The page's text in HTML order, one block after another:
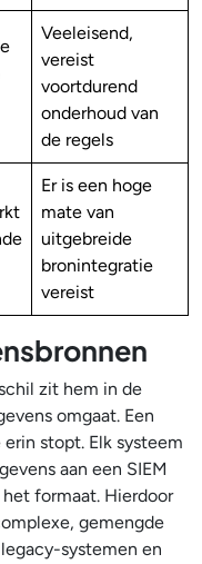
Veeleisend,
vereist
voortdurend
onderhoud van
de regels
Er is een hoge
mate van
uitgebreide
bronintegratie
vereist
zit hem in de
omgaat. Een
stopt. Elk systeem
aan een SIEM
formaat. Hierdoor
gemengde
systemen en